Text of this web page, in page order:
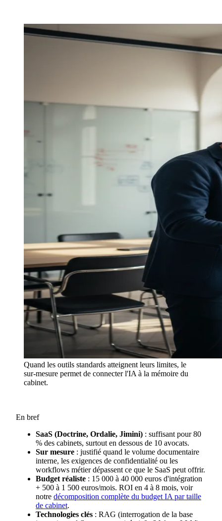
Quand les outils standards atteignent leurs limites, le
sur-mesure permet de connecter l'IA à la mémoire du
cabinet.
En bref
SaaS (Doctrine, Ordalie, Jimini) : suffisant pour 80
% des cabinets, surtout en dessous de 10 avocats.
Sur mesure : justifié quand le volume documentaire
interne, les exigences de confidentialité ou les
workflows métier dépassent ce que le SaaS peut offrir.
Budget réaliste : 15 000 à 40 000 euros d'intégration
+ 500 à 1 500 euros/mois. ROI en 4 à 8 mois, voir
notre décomposition complète du budget IA par taille
de cabinet.
Technologies clés : RAG (interrogation de la base